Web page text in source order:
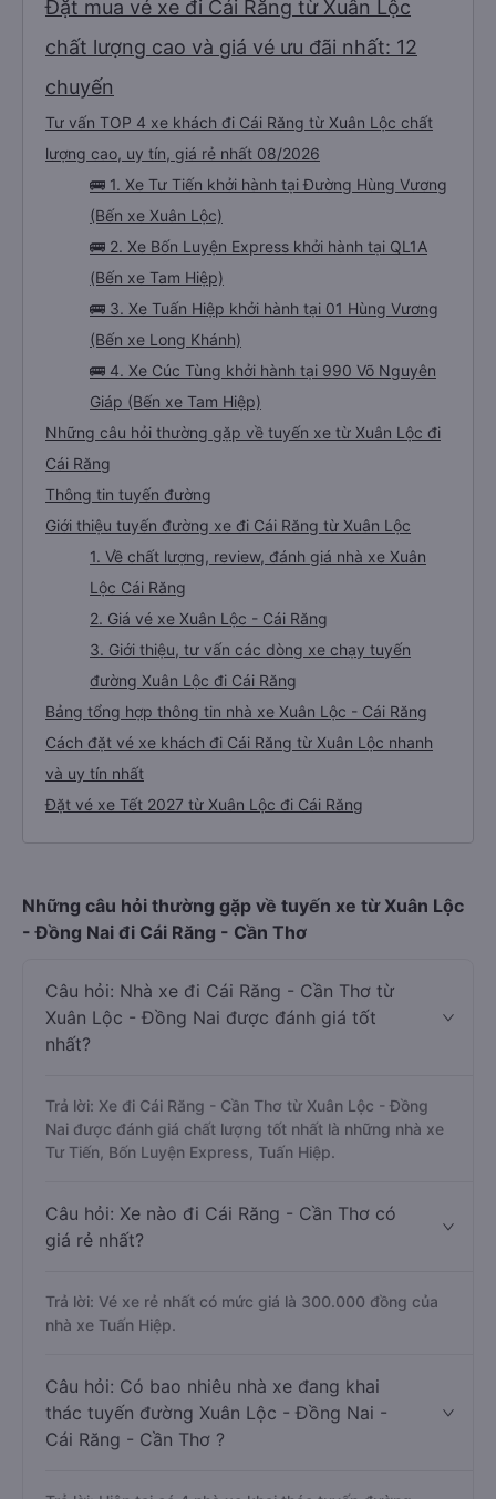
Đặt mua vé xe đi Cái Răng từ Xuân Lộc
chất lượng cao và giá vé ưu đãi nhất: 12
chuyến
Tư vấn TOP 4 xe khách đi Cái Răng từ Xuân Lộc chất
lượng cao, uy tín, giá rẻ nhất 08/2026
🚌 1. Xe Tư Tiến khởi hành tại Đường Hùng Vương
(Bến xe Xuân Lộc)
🚌 2. Xe Bốn Luyện Express khởi hành tại QL1A
(Bến xe Tam Hiệp)
🚌 3. Xe Tuấn Hiệp khởi hành tại 01 Hùng Vương
(Bến xe Long Khánh)
🚌 4. Xe Cúc Tùng khởi hành tại 990 Võ Nguyên
Giáp (Bến xe Tam Hiệp)
Những câu hỏi thường gặp về tuyến xe từ Xuân Lộc đi
Cái Răng
Thông tin tuyến đường
Giới thiệu tuyến đường xe đi Cái Răng từ Xuân Lộc
1. Về chất lượng, review, đánh giá nhà xe Xuân
Lộc Cái Răng
2. Giá vé xe Xuân Lộc - Cái Răng
3. Giới thiệu, tư vấn các dòng xe chạy tuyến
đường Xuân Lộc đi Cái Răng
Bảng tổng hợp thông tin nhà xe Xuân Lộc - Cái Răng
Cách đặt vé xe khách đi Cái Răng từ Xuân Lộc nhanh
và uy tín nhất
Đặt vé xe Tết 2027 từ Xuân Lộc đi Cái Răng
Những câu hỏi thường gặp về tuyến xe từ Xuân Lộc
- Đồng Nai đi Cái Răng - Cần Thơ
Câu hỏi: Nhà xe đi Cái Răng - Cần Thơ từ
Xuân Lộc - Đồng Nai được đánh giá tốt
nhất?
Trả lời: Xe đi Cái Răng - Cần Thơ từ Xuân Lộc - Đồng
Nai được đánh giá chất lượng tốt nhất là những nhà xe
Tư Tiến, Bốn Luyện Express, Tuấn Hiệp.
Câu hỏi: Xe nào đi Cái Răng - Cần Thơ có
giá rẻ nhất?
Trả lời: Vé xe rẻ nhất có mức giá là 300.000 đồng của
nhà xe Tuấn Hiệp.
Câu hỏi: Có bao nhiêu nhà xe đang khai
thác tuyến đường Xuân Lộc - Đồng Nai -
Cái Răng - Cần Thơ ?